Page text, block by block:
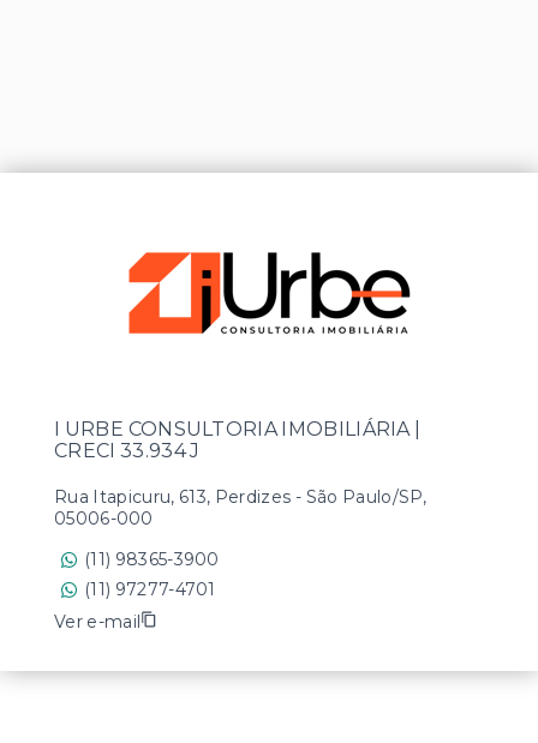
I URBE CONSULTORIA IMOBILIÁRIA |
CRECI 33.934 J
Rua Itapicuru, 613, Perdizes - São Paulo/SP,
05006-000
(11) 98365-3900
(11) 97277-4701
Ver e-mail